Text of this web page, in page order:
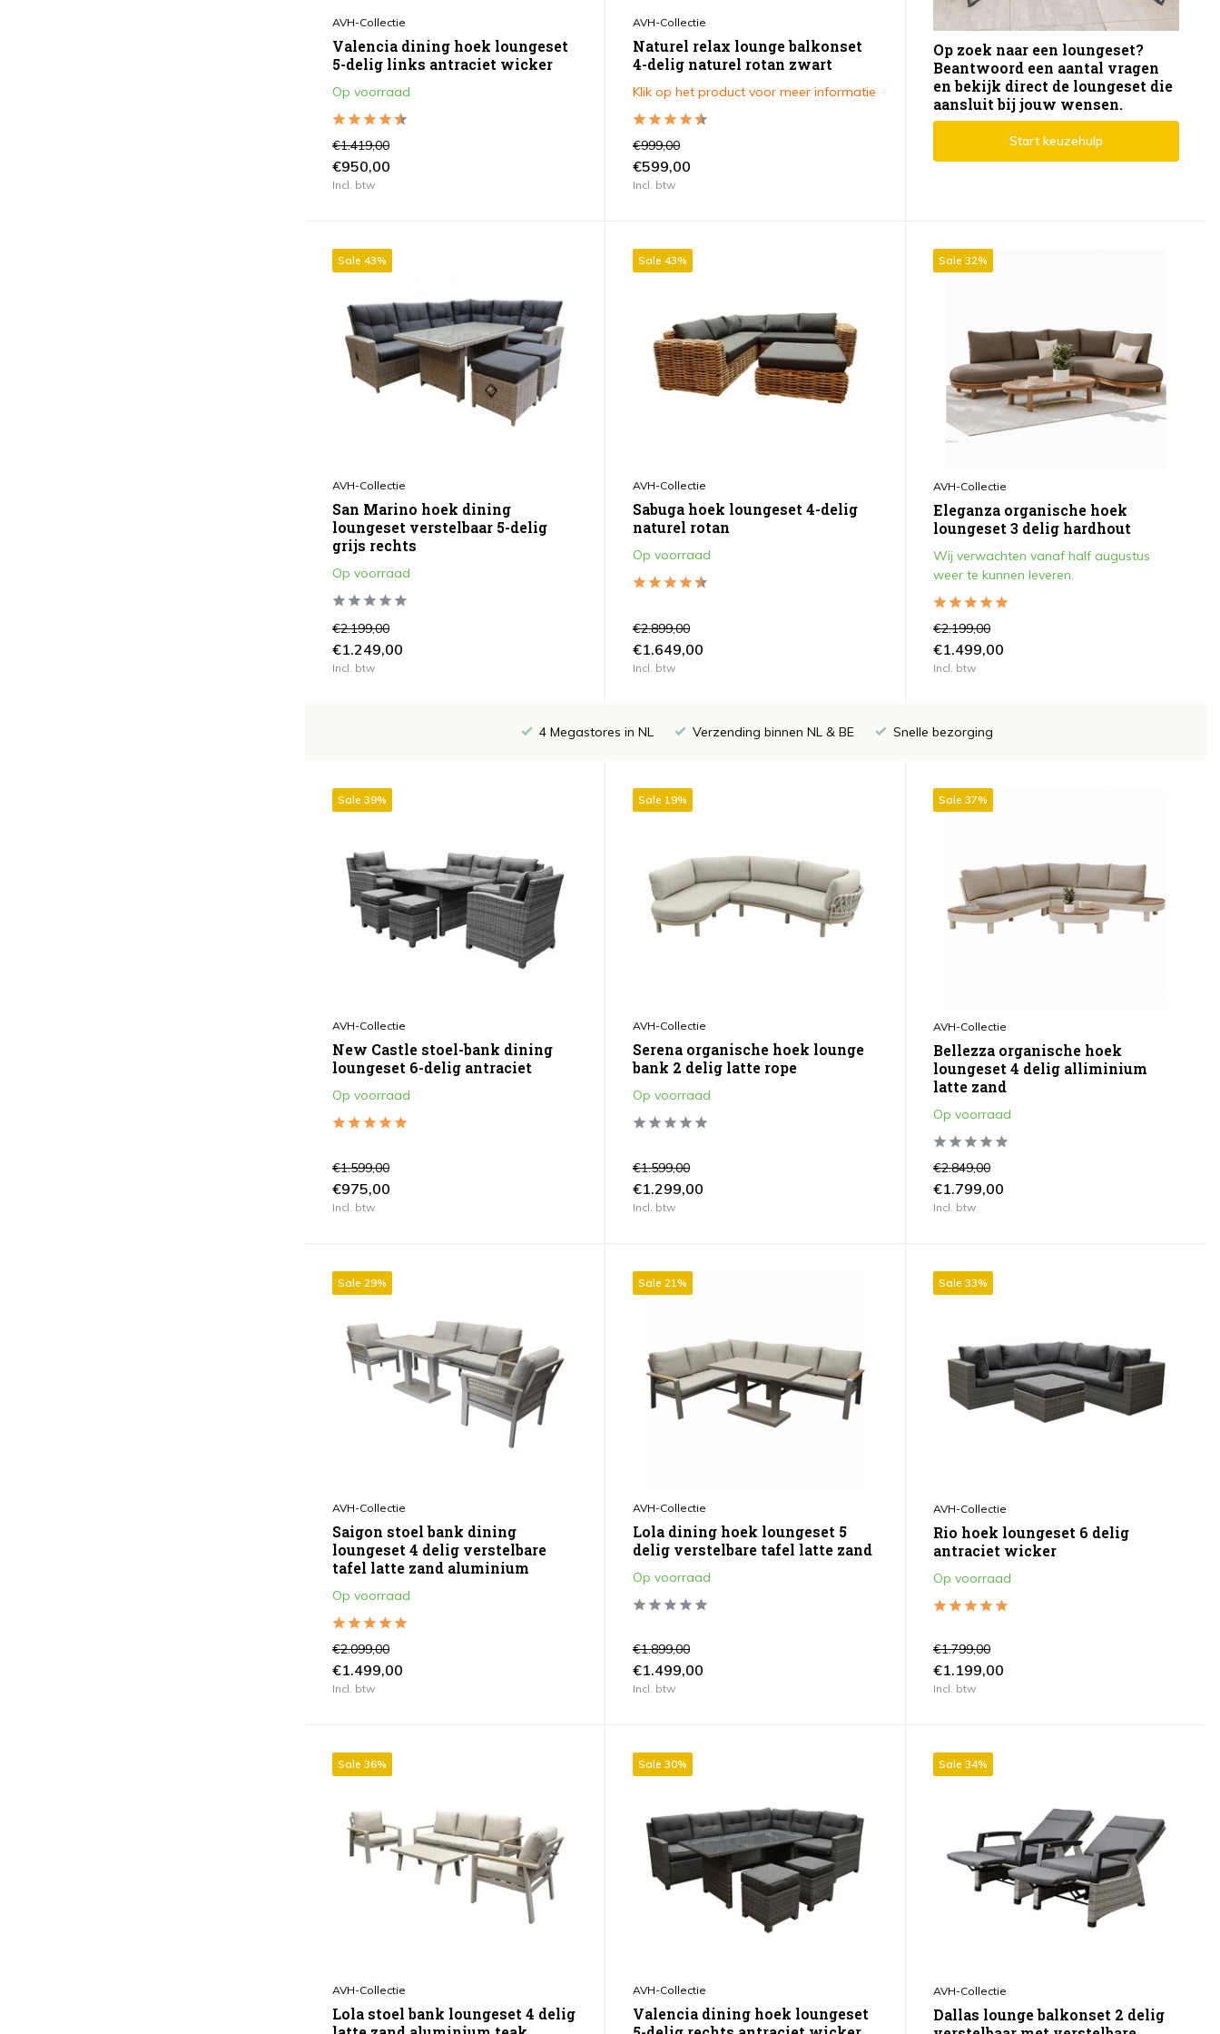
AVH-Collectie
Valencia dining hoek loungeset
5-delig links antraciet wicker
Op voorraad
€1.419,00
€950,00
Incl. btw
AVH-Collectie
Naturel relax lounge balkonset
4-delig naturel rotan zwart
Klik op het product voor meer informatie
€999,00
€599,00
Incl. btw
Op zoek naar een loungeset?
Beantwoord een aantal vragen
en bekijk direct de loungeset die
aansluit bij jouw wensen.
Start keuzehulp
Sale 43%
AVH-Collectie
San Marino hoek dining
loungeset verstelbaar 5-delig
grijs rechts
Op voorraad
€2.199,00
€1.249,00
Incl. btw
Sale 43%
AVH-Collectie
Sabuga hoek loungeset 4-delig
naturel rotan
Op voorraad
€2.899,00
€1.649,00
Incl. btw
Sale 32%
AVH-Collectie
Eleganza organische hoek
loungeset 3 delig hardhout
Wij verwachten vanaf half augustus
weer te kunnen leveren.
€2.199,00
€1.499,00
Incl. btw
4 Megastores in NL Verzending binnen NL & BE Snelle bezorging
Sale 39%
AVH-Collectie
New Castle stoel-bank dining
loungeset 6-delig antraciet
Op voorraad
€1.599,00
€975,00
Incl. btw
Sale 19%
AVH-Collectie
Serena organische hoek lounge
bank 2 delig latte rope
Op voorraad
€1.599,00
€1.299,00
Incl. btw
Sale 37%
AVH-Collectie
Bellezza organische hoek
loungeset 4 delig alliminium
latte zand
Op voorraad
€2.849,00
€1.799,00
Incl. btw
Sale 29%
AVH-Collectie
Saigon stoel bank dining
loungeset 4 delig verstelbare
tafel latte zand aluminium
Op voorraad
€2.099,00
€1.499,00
Incl. btw
Sale 21%
AVH-Collectie
Lola dining hoek loungeset 5
delig verstelbare tafel latte zand
Op voorraad
€1.899,00
€1.499,00
Incl. btw
Sale 33%
AVH-Collectie
Rio hoek loungeset 6 delig
antraciet wicker
Op voorraad
€1.799,00
€1.199,00
Incl. btw
Sale 36%
AVH-Collectie
Lola stoel bank loungeset 4 delig
Sale 30%
AVH-Collectie
Valencia dining hoek loungeset
Sale 34%
AVH-Collectie
Dallas lounge balkonset 2 delig